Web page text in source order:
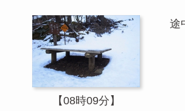
【08時09分】
途